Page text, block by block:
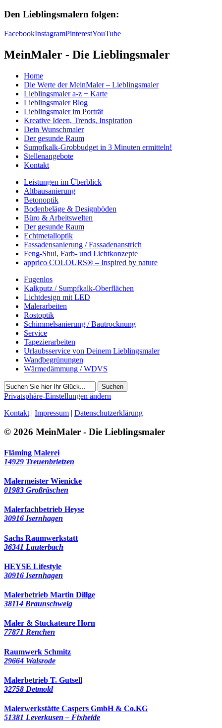
Den Lieblingsmalern folgen:
FacebookInstagramPinterestYouTube
MeinMaler - Die Lieblingsmaler
Home
Die Werte der MeinMaler – Lieblingsmaler
Lieblingsmaler a-z + Karte
Lieblingsmaler Blog
Lieblingsmaler im Porträt
Kreative Ideen, Trends, Inspiration
Dein Wunschmaler
Der gesunde Raum
Sumpfkalk-Grobbudget in 3 Minuten ermitteln!
Stellenangebote
Kontakt
Leistungen im Überblick
Altbausanierung
Betonoptik
Bodenbeläge & Designböden
Büro & Arbeitswelten
Der gesunde Raum
Echtmetalloptik
Fassadensanierung / Fassadenanstrich
Feng-Shui, Farb- und Lichtkonzepte
apprico COLOURS® – Inspired by nature
Fugenlos
Kalkputz / Sumpfkalk-Oberflächen
Lichtdesign mit LED
Malerarbeiten
Rostoptik
Schimmelsanierung / Bautrocknung
Service
Tapezierarbeiten
Urlaubsservice von Deinem Lieblingsmaler
Wandbegrünungen
Wärmedämmung / WDVS
Suchen
Privatsphäre-Einstellungen ändern
Kontakt | Impressum | Datenschutzerklärung
© 2026 MeinMaler - Die Lieblingsmaler
Fläming Malerei
14929 Treuenbrietzen
Malermeister Wienicke
01983 Großräschen
Malerfachbetrieb Heyse
30916 Isernhagen
Sachs Raumwerkstatt
36341 Lauterbach
HEYSE Lifestyle
30916 Isernhagen
Malerbetrieb Martin Dillge
38114 Braunschweig
Maler & Stuckateure Horn
77871 Renchen
Raumwerk Schmitz
29664 Walsrode
Malerbetrieb T. Gutsell
32758 Detmold
Malerwerkstätte Caspers GmbH & Co.KG
51381 Leverkusen – Fixheide